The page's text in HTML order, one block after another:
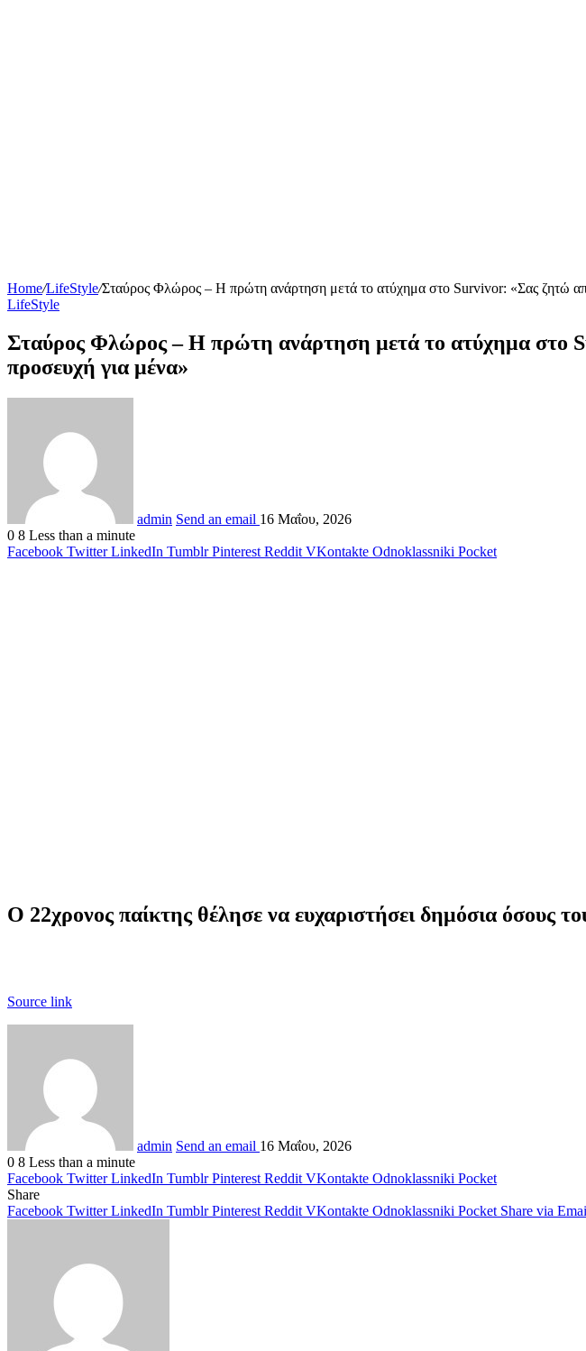
Home/LifeStyle/Σταύρος Φλώρος – Η πρώτη ανάρτηση μετά το ατύχημα στο Survivor: «Σας ζητώ
LifeStyle
Σταύρος Φλώρος – Η πρώτη ανάρτηση μετά το ατύχημα στο
προσευχή για μένα»
admin Send an email 16 Μαΐου, 2026
0 8 Less than a minute
Facebook Twitter LinkedIn Tumblr Pinterest Reddit VKontakte Odnoklassniki Pocket
Ο 22χρονος παίκτης θέλησε να ευχαριστήσει δημόσια όσους
Source link
admin Send an email 16 Μαΐου, 2026
0 8 Less than a minute
Facebook Twitter LinkedIn Tumblr Pinterest Reddit VKontakte Odnoklassniki Pocket
Share
Facebook Twitter LinkedIn Tumblr Pinterest Reddit VKontakte Odnoklassniki Pocket Share via